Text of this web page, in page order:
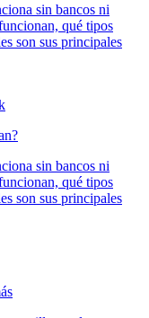
sin bancos ni
qué tipos
son sus principales
sin bancos ni
qué tipos
son sus principales